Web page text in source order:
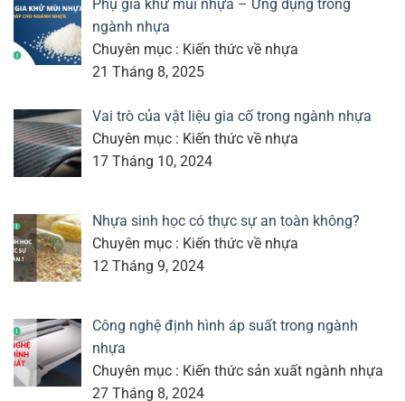
Phụ gia khử mùi nhựa – Ứng dụng trong
ngành nhựa
Chuyên mục : Kiến thức về nhựa
21 Tháng 8, 2025
Vai trò của vật liệu gia cố trong ngành nhựa
Chuyên mục : Kiến thức về nhựa
17 Tháng 10, 2024
Nhựa sinh học có thực sự an toàn không?
Chuyên mục : Kiến thức về nhựa
12 Tháng 9, 2024
Công nghệ định hình áp suất trong ngành
nhựa
Chuyên mục : Kiến thức sản xuất ngành nhựa
27 Tháng 8, 2024